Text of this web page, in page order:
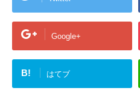
Google+
B! はてブ